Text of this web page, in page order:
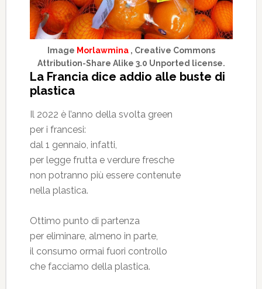
Image Morlawmina , Creative Commons
Attribution-Share Alike 3.0 Unported license.
La Francia dice addio alle buste di
plastica
Il 2022 è l’anno della svolta green
per i francesi:
dal 1 gennaio, infatti,
per legge frutta e verdure fresche
non potranno più essere contenute
nella plastica.
Ottimo punto di partenza
per eliminare, almeno in parte,
il consumo ormai fuori controllo
che facciamo della plastica.